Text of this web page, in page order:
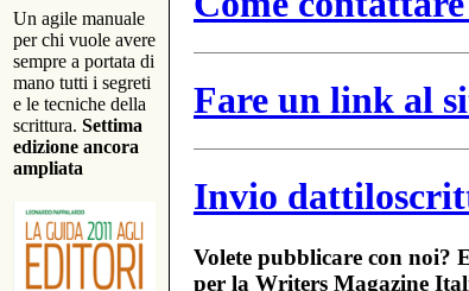
Un agile manuale
per chi vuole avere
sempre a portata di
mano tutti i segreti
e le tecniche della
scrittura. Settima
edizione ancora
ampliata
Fare un link al
Invio
Volete pubblicare con noi?
per la Writers Magazine